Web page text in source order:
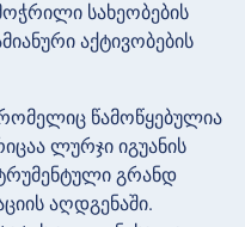
სახეობების
აქტივობების
წამოწყებულია
ლურჯი იგუანის
გრანდ
აღდგენაში.